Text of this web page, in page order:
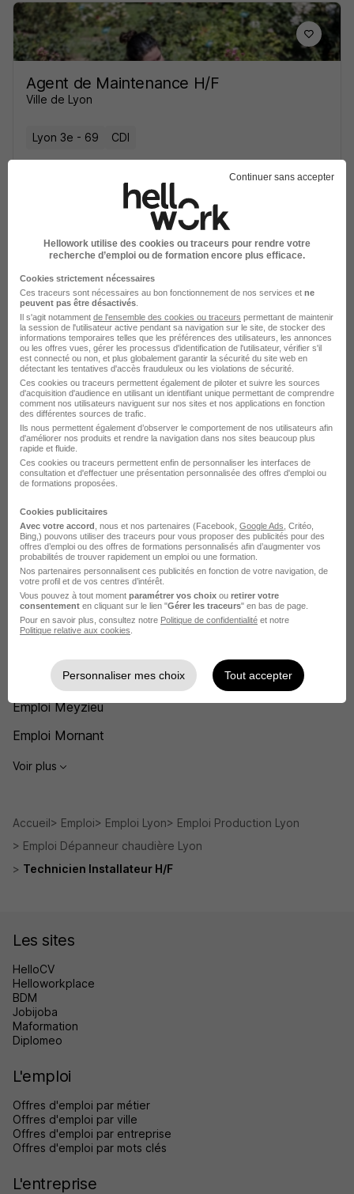
Agent de Maintenance H/F
Ville de Lyon
Lyon 3e - 69 CDI
Installateur H/F
HomeServe
La Tour-de-Salvagny - 69
CDI
25 000 - 30 000 € / an
Voir l’offre
il y a 3 jours
Recherches similaires
Emploi Dépanneur chaudière
Emploi Production
Emploi Villefranche-sur-Saône
Emploi Villeurbanne
Emploi Rillieux-la-Pape
Emploi Meyzieu
Emploi Mornant
Voir plus
Accueil Emploi Emploi Lyon
Emploi Production Lyon
Emploi Dépanneur chaudière Lyon
Technicien Installateur H/F
Les sites
HelloCV
Helloworkplace
BDM
Jobijoba
Maformation
Diplomeo
L'emploi
Offres d'emploi par métier
Offres d'emploi par ville
Offres d'emploi par entreprise
Offres d'emploi par mots clés
L'entreprise
Continuer sans accepter
Hellowork utilise des cookies ou traceurs pour rendre votre
recherche d’emploi ou de formation encore plus efficace.
Cookies strictement nécessaires
Ces traceurs sont nécessaires au bon fonctionnement de nos services et ne
peuvent pas être désactivés
Il s'agit notamment de l'ensemble des cookies ou traceurs permettant de maintenir
la session de l'utilisateur active pendant sa navigation sur le site, de stocker des
informations temporaires telles que les préférences des utilisateurs, les annonces
ou les offres vues, gérer les processus d'identification de l'utilisateur, vérifier s'il
est connecté ou non, et plus globalement garantir la sécurité du site web en
détectant les tentatives d'accès frauduleux ou les violations de sécurité.
Ces cookies ou traceurs permettent également de piloter et suivre les sources
d'acquisition d'audience en utilisant un identifiant unique permettant de comprendre
comment nos utilisateurs naviguent sur nos sites et nos applications en fonction
des différentes sources de trafic.
Ils nous permettent également d’observer le comportement de nos utilisateurs afin
d'améliorer nos produits et rendre la navigation dans nos sites beaucoup plus
rapide et fluide.
Ces cookies ou traceurs permettent enfin de personnaliser les interfaces de
consultation et d'effectuer une présentation personnalisée des offres d'emploi ou
de formations proposées.
Cookies publicitaires
Avec votre accord , nous et nos partenaires (Facebook, Google Ads , Critéo,
Bing,) pouvons utiliser des traceurs pour vous proposer des publicités pour des
offres d’emploi ou des offres de formations personnalisés afin d’augmenter vos
probabilités de trouver rapidement un emploi ou une formation.
Nos partenaires personnalisent ces publicités en fonction de votre navigation, de
votre profil et de vos centres d’intérêt.
Vous pouvez à tout moment paramétrer vos choix ou retirer votre
consentement en cliquant sur le lien "Gérer les traceurs" en bas de page.
Pour en savoir plus, consultez notre Politique de confidentialité et notre
Politique relative aux cookies
Personnaliser mes choix Tout accepter